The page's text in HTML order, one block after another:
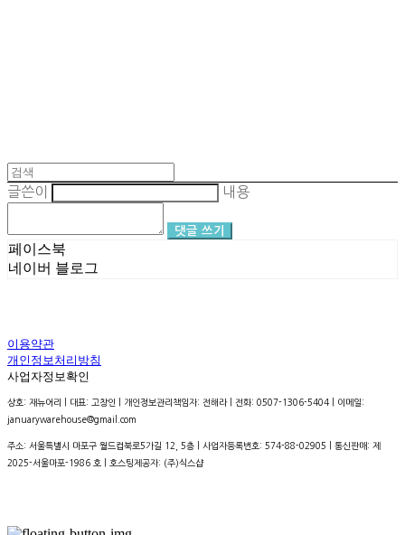
글쓴이 내용
댓글 쓰기
페이스북
네이버 블로그
이용약관
개인정보처리방침
사업자정보확인
상호: 재뉴어리 | 대표: 고창인 | 개인정보관리책임자: 전해라 | 전화: 0507-1306-5404 | 이메일:
januarywarehouse@gmail.com
주소: 서울특별시 마포구 월드컵북로5가길 12, 5층 | 사업자등록번호: 574-88-02905 | 통신판매: 제
2025-서울마포-1986 호 | 호스팅제공자: (주)식스샵